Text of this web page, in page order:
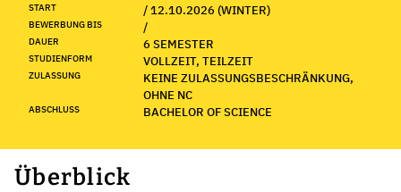
START / 12.10.2026 (WINTER)
BEWERBUNG BIS /
DAUER 6 SEMESTER
STUDIENFORM VOLLZEIT, TEILZEIT
ZULASSUNG
KEINE ZULASSUNGSBESCHRÄNKUNG,
OHNE NC
ABSCHLUSS BACHELOR OF SCIENCE
Überblick